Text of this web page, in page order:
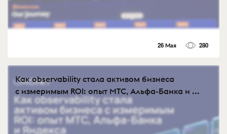
26 Мая 280
Как observability стала активом бизнеса
с измеримым ROI: опыт МТС, Альфа-Банка и ...